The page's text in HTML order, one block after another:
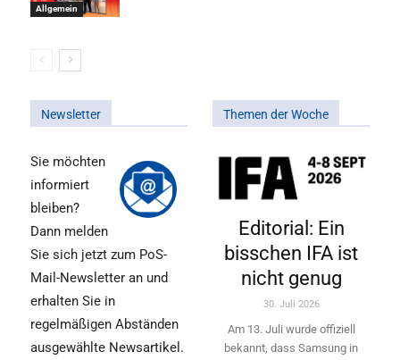
Allgemein
Newsletter
Sie möchten
informiert
bleiben?
Dann melden
Sie sich jetzt zum PoS-
Mail-Newsletter an und
erhalten Sie in
regelmäßigen Abständen
ausgewählte Newsartikel.
Themen der Woche
Editorial: Ein
bisschen IFA ist
nicht genug
30. Juli 2026
Am 13. Juli wurde offiziell
bekannt, dass Samsung in